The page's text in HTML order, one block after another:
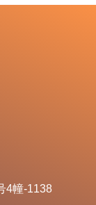
4幢-1138